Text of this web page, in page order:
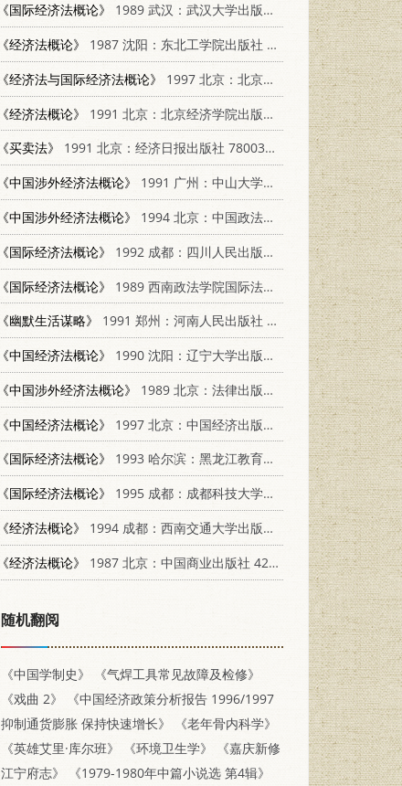
《国际经济法概论》
1989 武汉：武汉大学出版社 7307005603
《经济法概论》
1987 沈阳：东北工学院出版社 7810060102
《经济法与国际经济法概论》
1997 北京：北京大学出版社 730103380X
《经济法概论》
1991 北京：北京经济学院出版社 7563802452
《买卖法》
1991 北京：经济日报出版社 7800363430
《中国涉外经济法概论》
1991 广州：中山大学出版社 7306004379
《中国涉外经济法概论》
1994 北京：中国政法大学出版社 7562012555
《国际经济法概论》
1992 成都：四川人民出版社 7220019130
《国际经济法概论》
1989 西南政法学院国际法教研室
《幽默生活谋略》
1991 郑州：河南人民出版社 7215016684
《中国经济法概论》
1990 沈阳：辽宁大学出版社 7561008732
《中国涉外经济法概论》
1989 北京：法律出版社 7503605588
《中国经济法概论》
1997 北京：中国经济出版社 750173996X
《国际经济法概论》
1993 哈尔滨：黑龙江教育出版社 7531622335
《国际经济法概论》
1995 成都：成都科技大学出版社 7561630328
《经济法概论》
1994 成都：西南交通大学出版社 7810226363
《经济法概论》
1987 北京：中国商业出版社 423·7192
随机翻阅
《中国学制史》
《气焊工具常见故障及检修》
《戏曲 2》
《中国经济政策分析报告 1996/1997
抑制通货膨胀 保持快速增长》
《老年骨内科学》
《英雄艾里·库尔班》
《环境卫生学》
《嘉庆新修
江宁府志》
《1979-1980年中篇小说选 第4辑》